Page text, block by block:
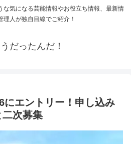
な気になる芸能情報やお役立ち情報、最新情
理人が独自目線でご紹介！
だったんだ！
にエントリー！申し込み
次募集